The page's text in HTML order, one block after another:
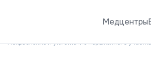
Медцентры
Покраснение и уплотнение пораженного